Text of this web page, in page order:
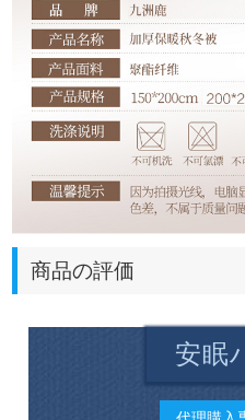
商品の評価
安眠